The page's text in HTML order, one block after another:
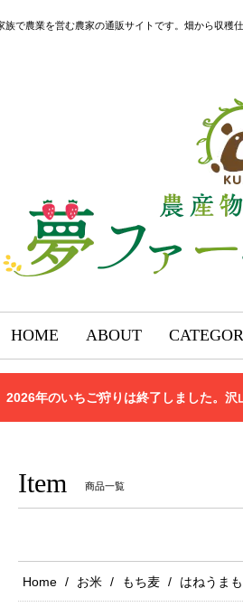
で農業を営む農家の通販サイトです。畑から収穫
HOME ABOUT
2026年のいちご狩りは終了しました。沢
Item 商品一覧
Home お米 もち麦 はねうま